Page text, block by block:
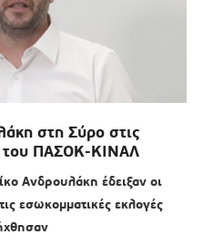
στη Σύρο στις
του ΠΑΣΟΚ-ΚΙΝΑΛ
Ανδρουλάκη έδειξαν οι
εσωκομματικές εκλογές